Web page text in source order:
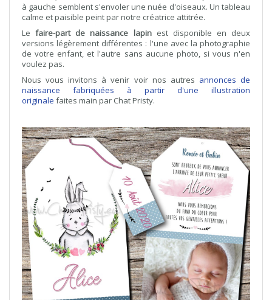
à gauche semblent s'envoler une nuée d'oiseaux. Un tableau
calme et paisible peint par notre créatrice attitrée.
Lefaire-part de naissance lapinest disponible en deux
versions légèrement différentes : l'une avec la photographie
de votre enfant, et l'autre sans aucune photo, si vous n'en
voulez pas.
Nous vous invitons à venir voir nos autres annonces de
naissance fabriquées à partir d'une illustration
originale faites main par Chat Pristy.